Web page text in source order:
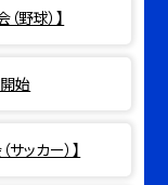
野球）】
始
ッカー）】